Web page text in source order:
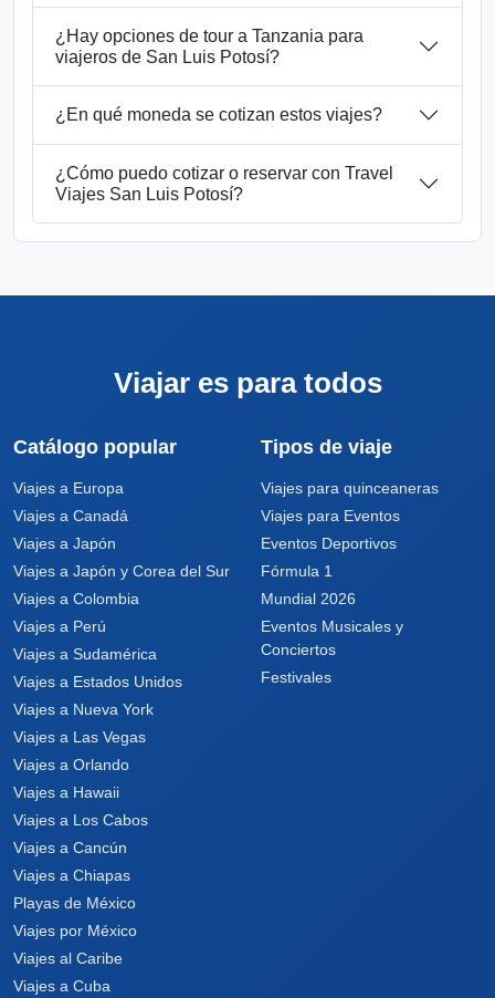
¿Hay opciones de tour a Tanzania para
viajeros de San Luis Potosí?
¿En qué moneda se cotizan estos viajes?
¿Cómo puedo cotizar o reservar con Travel
Viajes San Luis Potosí?
Viajar es para todos
Catálogo popular
Viajes a Europa
Viajes a Canadá
Viajes a Japón
Viajes a Japón y Corea del Sur
Viajes a Colombia
Viajes a Perú
Viajes a Sudamérica
Viajes a Estados Unidos
Viajes a Nueva York
Viajes a Las Vegas
Viajes a Orlando
Viajes a Hawaii
Viajes a Los Cabos
Viajes a Cancún
Viajes a Chiapas
Playas de México
Viajes por México
Viajes al Caribe
Viajes a Cuba
Tipos de viaje
Viajes para quinceaneras
Viajes para Eventos
Eventos Deportivos
Fórmula 1
Mundial 2026
Eventos Musicales y
Conciertos
Festivales